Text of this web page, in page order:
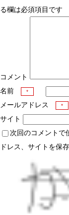
る欄は必須項目です
コメント
名前
*
メールアドレス *
サイト
次回のコメントで
ドレス、サイトを保存